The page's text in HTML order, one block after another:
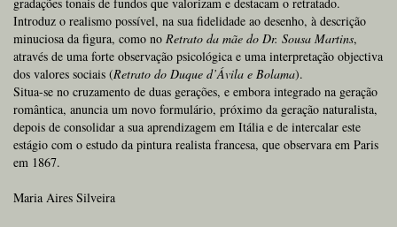
Introduz o realismo possível, na sua fidelidade ao desenho, à descrição
minuciosa da figura, como no Retrato da mãe do Dr. Sousa Martins,
através de uma forte observação psicológica e uma interpretação objectiva
dos valores sociais (Retrato do Duque d’Ávila e Bolama).
Situa-se no cruzamento de duas gerações, e embora integrado na geração
romântica, anuncia um novo formulário, próximo da geração naturalista,
depois de consolidar a sua aprendizagem em Itália e de intercalar este
estágio com o estudo da pintura realista francesa, que observara em Paris
em 1867.
Maria Aires Silveira